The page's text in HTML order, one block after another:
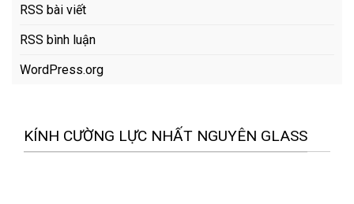
RSS bài viết
RSS bình luận
WordPress.org
KÍNH CƯỜNG LỰC NHẤT NGUYÊN GLASS